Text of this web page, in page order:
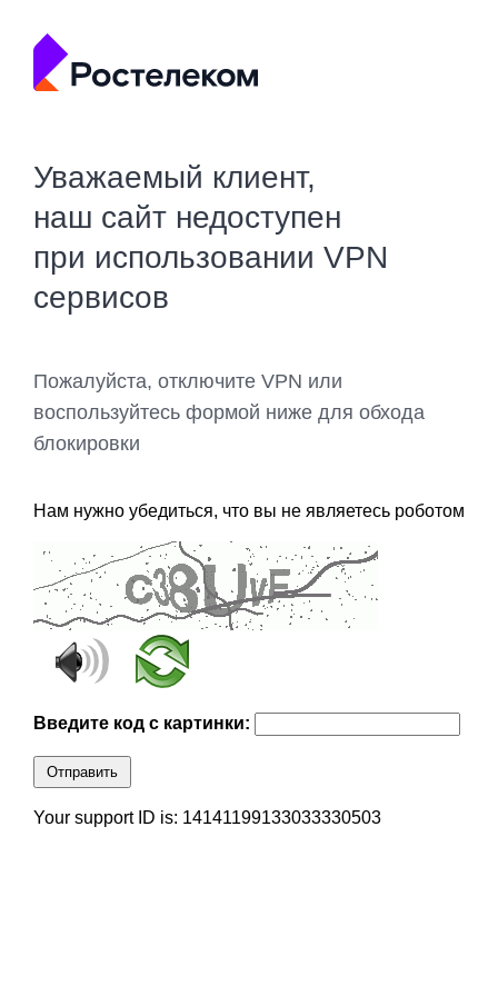
Уважаемый клиент,
наш сайт недоступен
при использовании VPN
сервисов
Пожалуйста, отключите VPN или
воспользуйтесь формой ниже для обхода
блокировки
Нам нужно убедиться, что вы не являетесь роботом
Введите код с картинки:
Отправить
Your support ID is: 14141199133033330503